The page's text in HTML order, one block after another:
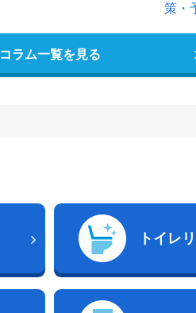
策・
コラム一覧を見る
トイレ